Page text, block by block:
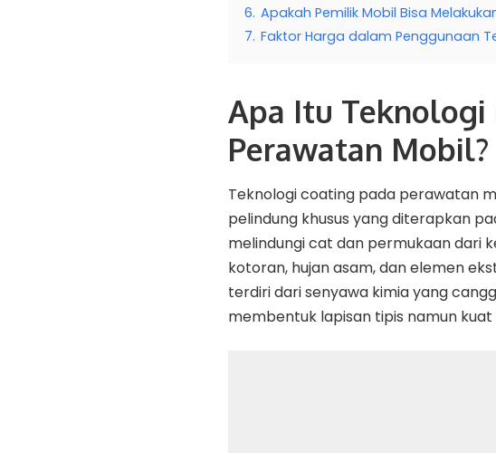
6. Apakah Pemilik Mobil Bisa
7. Faktor Harga dalam Penggunaan
Apa Itu Teknologi
Perawatan Mobil?
Teknologi coating pada perawatan
pelindung khusus yang diterapkan
melindungi cat dan permukaan dari
kotoran, hujan asam, dan elemen
terdiri dari senyawa kimia yang
membentuk lapisan tipis namun